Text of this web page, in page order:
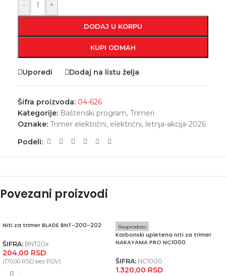
- +
DODAJ U KORPU
KUPI ODMAH
Uporedi Dodaj na listu želja
Šifra proizvoda: 04-626
Kategorije: Baštenski program, Trimeri
Oznake: Trimer električni, električni, letnja-akcija-2026
Podeli:
Povezani proizvodi
Niti za trimer BLADE BNT-200-202
ŠIFRA: BNT20x
204,00 RSD
(170,00 RSD bez PDV)
Rasprodato
Karbonski upletena niti za trimer
NAKAYAMA PRO NC1000
ŠIFRA: NC1000
1.320,00 RSD